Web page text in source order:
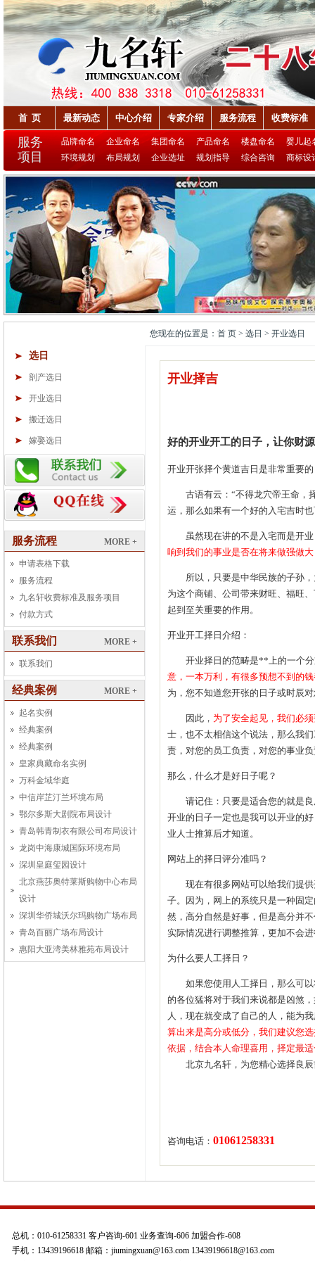
首 页 最新动态 中心介绍 专家介绍 服务流程 收费标准
服务
项目
品牌命名 企业命名 集团命名 产品命名 楼盘命名
婴儿起
环境规划
布局规划 企业选址 规划指导 综合咨询 商标设
您现在的位置是：首 页 > 选日 > 开业选日
选日
剖产选日
开业选日
搬迁选日
嫁娶选日
MORE +
服务流程
申请表格下载
服务流程
九名轩收费标准及服务项目
付款方式
MORE +
联系我们
联系我们
MORE +
经典案例
起名实例
经典案例
经典案例
皇家典藏命名实例
万科金域华庭
中信岸芷汀兰环境布局
鄂尔多斯大剧院布局设计
青岛韩青制衣有限公司布局设计
龙岗中海康城国际环境布局
深圳皇庭玺园设计
北京燕莎奥特莱斯购物中心布局
设计
深圳华侨城沃尔玛购物广场布局
青岛百丽广场布局设计
惠阳大亚湾美林雅苑布局设计
开业择吉
好的开业开工的日子，让你财
开业开张择个黄道吉日是非常重要的
古语有云：“不得龙穴帝王命，择
运，那么如果有一个好的入宅吉时
虽然现在讲的不是入宅而是开业
响到我们的事业是否在将来做强做
所以，只要是中华民族的子孙，
为这个商铺、公司带来财旺、福旺
起到至关重要的作用。
开业开工择日介绍：
开业择日的范畴是**上的一个分
意，一本万利，有很多预想不到的
为，您不知道您开张的日子或时辰
因此， 为了安全起见，我们必
士，也不太相信这个说法，那么我
责，对您的员工负责，对您的事业
那么，什么才是好日子呢？
请记住：只要是适合您的就是良
开业的日子一定也是我可以开业的
业人士推算后才知道。
网站上的择日评分准吗？
现在有很多网站可以给我们提供
子。因为，网上的系统只是一种固
然，高分自然是好事，但是高分并
实际情况进行调整推算，更加不会
为什么要人工择日？
如果您使用人工择日，那么可以
的各位猛将对于我们来说都是凶煞
人，现在就变成了自己的人，能为
算出来是高分或低分，我们建议您
依据，结合本人命理喜用，择定最
北京九名轩，为您精心选择良辰
咨询电话： 01061258331
总机：010-61258331 客户咨询-601 业务查询-606 加盟合作-608
手机：13439196618 邮箱：jiumingxuan@163.com 13439196618@163.com